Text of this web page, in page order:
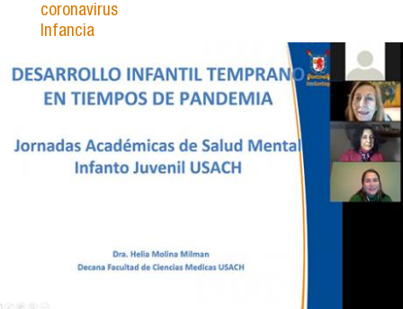
coronavirus
Infancia